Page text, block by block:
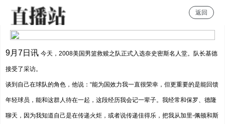
雨燕体育直播
返回
9月7日讯今天，2008美国男篮救赎之队正式入选奈史密斯名人堂。队长基德
接受了采访。
谈到自己在球队的角色，他说：“能为国效力我一直很荣幸，但更重要的是能回馈
年轻球员，能和这群人待在一起，这段经历我会记一辈子。我经常和保罗、德隆
聊天，因为我知道自己是在传递火炬，或者说传递佳得乐，把我从加里-佩顿和斯